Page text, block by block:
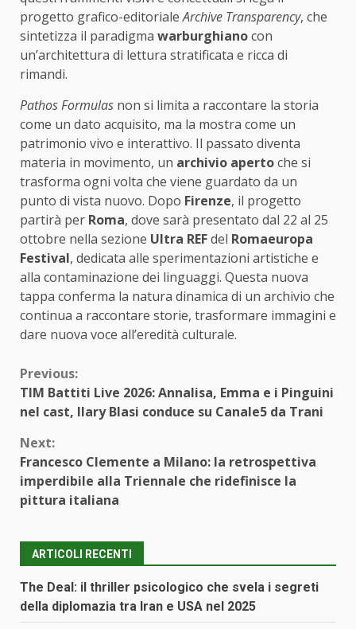
progetto grafico-editorialeArchive Transparency, che
sintetizza il paradigma warburghianocon
un’architettura di lettura stratificata e ricca di
rimandi.
Pathos Formulas non si limita a raccontare la storia
come un dato acquisito, ma la mostra come un
patrimonio vivo e interattivo. Il passato diventa
materia in movimento, un archivio apertoche si
trasforma ogni volta che viene guardato da un
punto di vista nuovo. Dopo Firenze, il progetto
partirà per Roma, dove sarà presentato dal 22 al 25
ottobre nella sezione Ultra REFdel Romaeuropa
Festival, dedicata alle sperimentazioni artistiche e
alla contaminazione dei linguaggi. Questa nuova
tappa conferma la natura dinamica di un archivio che
continua a raccontare storie, trasformare immagini e
dare nuova voce all’eredità culturale.
Continue
Reading
Previous:
TIM Battiti Live 2026: Annalisa, Emma e i Pinguini
nel cast, Ilary Blasi conduce su Canale5 da Trani
Next:
Francesco Clemente a Milano: la retrospettiva
imperdibile alla Triennale che ridefinisce la
pittura italiana
ARTICOLI RECENTI
The Deal: il thriller psicologico che svela i segreti
della diplomazia tra Iran e USA nel 2025